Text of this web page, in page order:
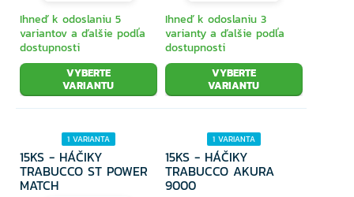
Montáže a závesky
Zarážky a držiaky nástrah
Obratlíky, karabínky a krúžky
Ihneď k odoslaniu 5
variantov a ďalšie podľa
dostupnosti
VYBERTE
VARIANTU
Ihneď k odoslaniu 3
varianty a ďalšie podľa
dostupnosti
VYBERTE
VARIANTU
1 VARIANTA
15KS - HÁČIKY
TRABUCCO ST POWER
MATCH
1 VARIANTA
15KS - HÁČIKY
TRABUCCO AKURA
9000